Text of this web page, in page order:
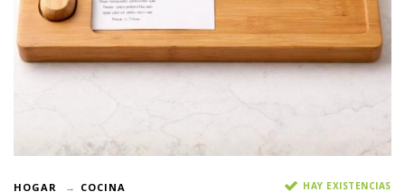
HOGAR COCINA HAY EXISTENCIAS